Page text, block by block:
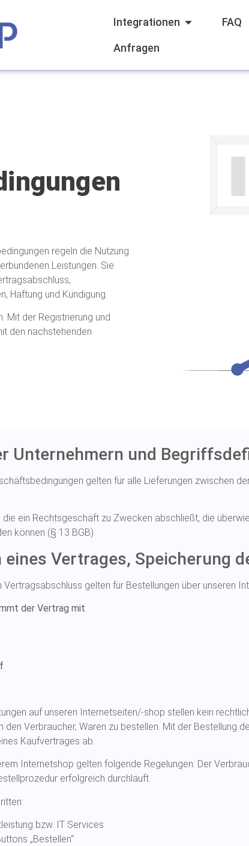
Integrationen FAQ
Anfragen
regeln die Nutzung
Leistungen. Sie
Haftung und Kündigung.
Mit der Registrierung und
den nachstehenden
Unternehmern und
gelten für alle Lieferungen zwischen
ein Rechtsgeschäft zu Zwecken abschließt, die
können (§ 13 BGB).
Vertrages, Speicherung
gelten für Bestellungen über unseren
der Vertrag mit
auf unseren Internetseiten/-shop stellen kein
den Verbraucher, Waren zu bestellen. Mit der Bestellung
Kaufvertrages ab.
Internetshop gelten folgende Regelungen: Der
erfolgreich durchläuft.
bzw. IT Services
„Bestellen“